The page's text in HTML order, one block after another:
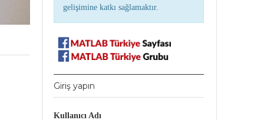
gelişimine katkı sağlamaktır.
Giriş yapın
Kullanıcı Adı